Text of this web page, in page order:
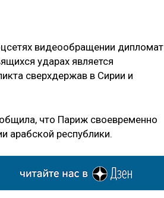
видеообращении дипломат
ударах является
сверхдержав в Сирии и
что Париж своевременно
арабской республики.